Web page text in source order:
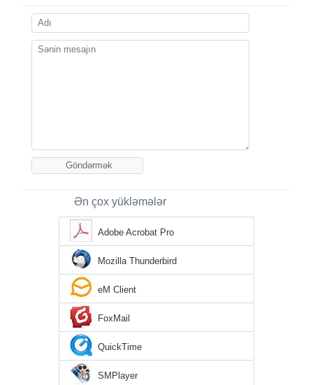
Ən çox yükləmələr
Adobe Acrobat Pro
Mozilla Thunderbird
eM Client
FoxMail
QuickTime
SMPlayer